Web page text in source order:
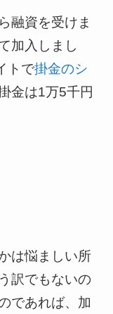
融資を受けま
加入しまし
トで掛金のシ
金は1万5千円
は悩ましい所
訳でもないの
であれば、加